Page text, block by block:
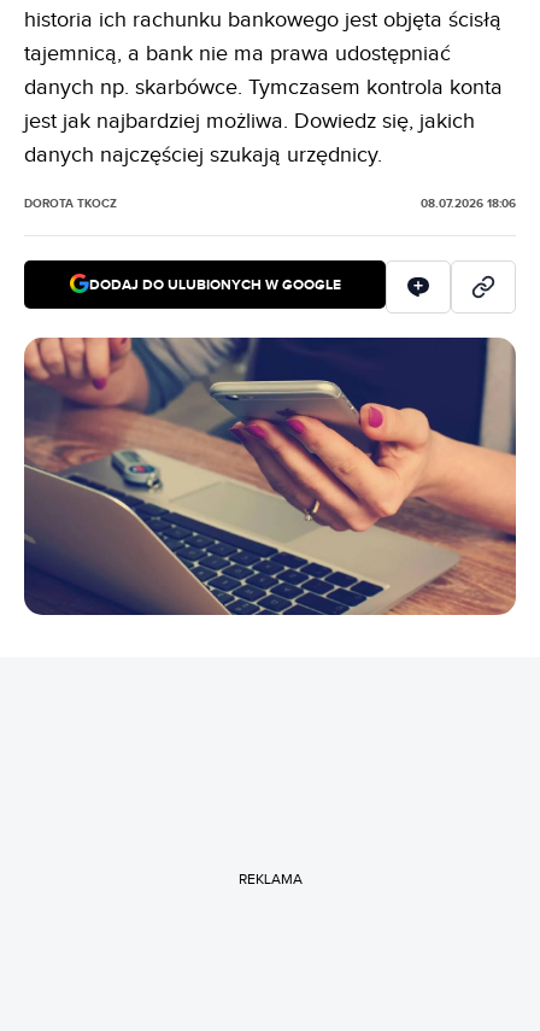
historia ich rachunku bankowego jest objęta ścisłą
tajemnicą, a bank nie ma prawa udostępniać
danych np. skarbówce. Tymczasem kontrola konta
jest jak najbardziej możliwa. Dowiedz się, jakich
danych najczęściej szukają urzędnicy.
DOROTA TKOCZ 08.07.2026 18:06
DODAJ DO ULUBIONYCH W GOOGLE
REKLAMA